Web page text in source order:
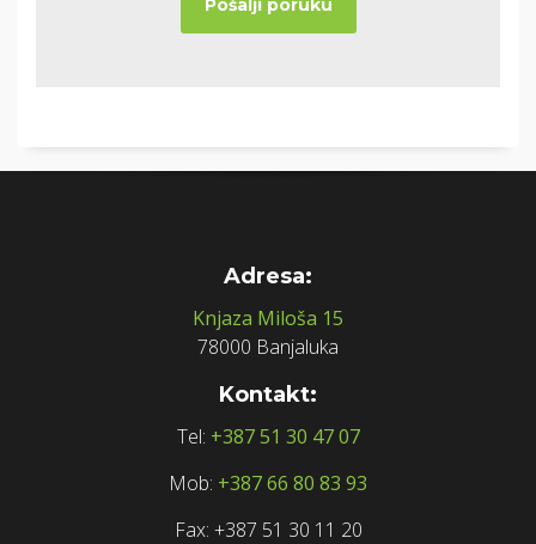
Adresa:
Knjaza Miloša 15
78000 Banjaluka
Kontakt:
Tel: +387 51 30 47 07
Mob: +387 66 80 83 93
Fax: +387 51 30 11 20